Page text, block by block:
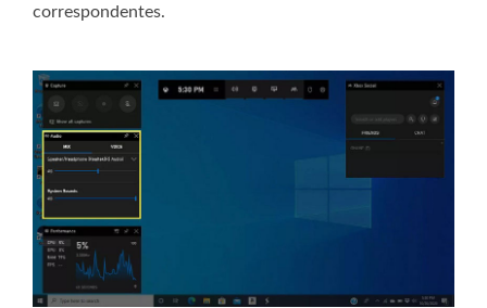
correspondentes.